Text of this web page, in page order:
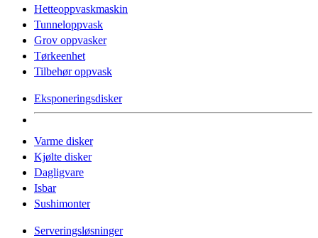
Hetteoppvaskmaskin
Tunneloppvask
Grov oppvasker
Tørkeenhet
Tilbehør oppvask
Eksponeringsdisker
Varme disker
Kjølte disker
Dagligvare
Isbar
Sushimonter
Serveringsløsninger